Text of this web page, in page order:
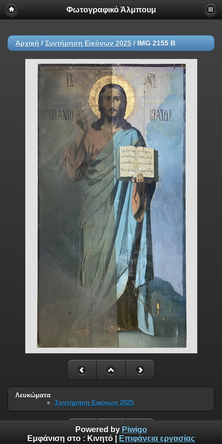
Φωτογραφικό Άλμπουμ
Αρχική / Συντήρηση Εικόνων 2025 / IMG 2155 B
Λευκώματα
Συντήρηση Εικόνων 2025
Powered by Piwigo
Εμφάνιση στο : Κινητό Επιφάνεια εργασίας